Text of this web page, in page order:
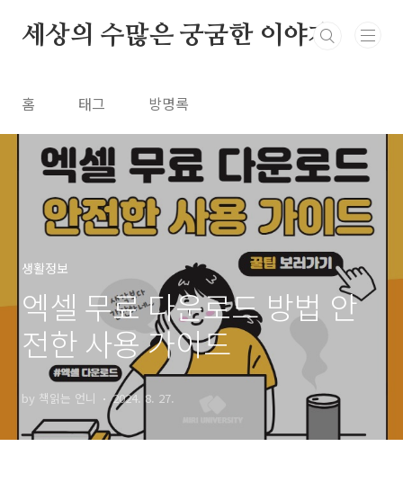
세상의 수많은 궁굼한 이야기
홈 태그 방명록
생활정보
엑셀 무료 다운로드 방법 안
전한 사용 가이드
by 책읽는 언니 2024. 8. 27.